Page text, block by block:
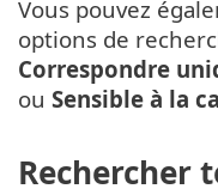
Vous pouvez
options de
Correspondre
ou Sensible à la
Rechercher